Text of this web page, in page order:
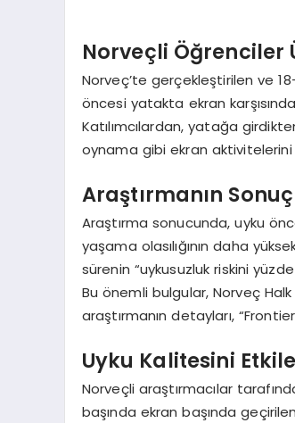
Norveçli Öğrenciler
Norveç’te gerçekleştirilen ve
öncesi yatakta ekran
Katılımcılardan, yatağa
oynama gibi ekran
Araştırmanın
Araştırma sonucunda, uyku
yaşama olasılığının daha
sürenin “uykusuzluk riskini
Bu önemli bulgular, Norveç
araştırmanın detayları,
Uyku Kalitesini
Norveçli araştırmacılar
başında ekran başında